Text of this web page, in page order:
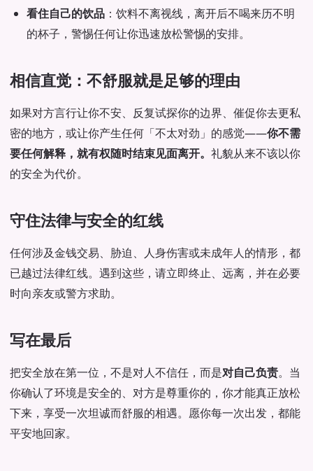
看住自己的饮品 ：饮料不离视线，离开后不喝来历不明
的杯子，警惕任何让你迅速放松警惕的安排。
相信直觉：不舒服就是足够的理由
如果对方言行让你不安、反复试探你的边界、催促你去更私
密的地方，或让你产生任何「不太对劲」的感觉——你不需
要任何解释，就有权随时结束见面离开。 礼貌从来不该以你
的安全为代价。
守住法律与安全的红线
任何涉及金钱交易、胁迫、人身伤害或未成年人的情形，都
已越过法律红线。遇到这些，请立即终止、远离，并在必要
时向亲友或警方求助。
写在最后
把安全放在第一位，不是对人不信任，而是对自己负责。当
你确认了环境是安全的、对方是尊重你的，你才能真正放松
下来，享受一次坦诚而舒服的相遇。愿你每一次出发，都能
平安地回家。